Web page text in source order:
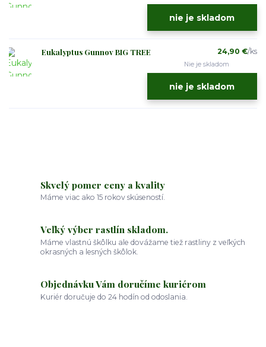
nie je skladom
Eukalyptus Gunnov BIG TREE 24,90 €/ks
Nie je skladom
nie je skladom
Skvelý pomer ceny a kvality
Máme viac ako 15 rokov skúseností.
Veľký výber rastlín skladom.
Máme vlastnú škôlku ale dovážame tiež rastliny z veľkých
okrasných a lesných škôlok.
Objednávku Vám doručíme kuriérom
Kuriér doručuje do 24 hodín od odoslania.